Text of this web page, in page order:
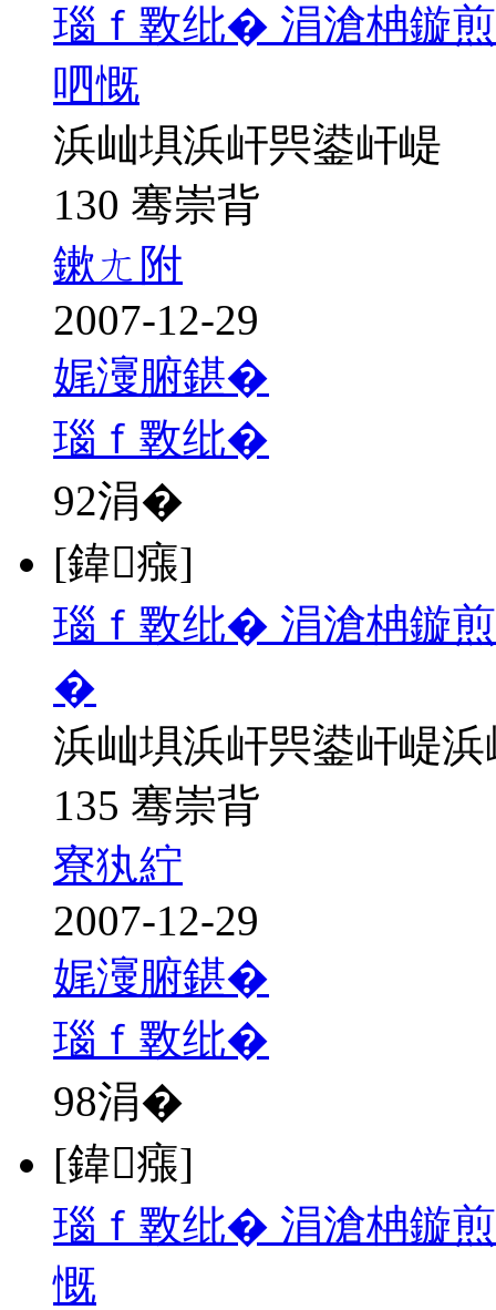
瑙ｆ斁纰� 涓滄柟鏇
呬慨
浜屾埧浜屽巺鍙屽崼
130 骞崇背
鏉ㄤ附
2007-12-29
娓濅腑鍖�
瑙ｆ斁纰�
92涓�
[鍏瘬]
瑙ｆ斁纰� 涓滄柟鏇
�
浜屾埧浜屽巺鍙屽崼
135 骞崇背
寮犱紵
2007-12-29
娓濅腑鍖�
瑙ｆ斁纰�
98涓�
[鍏瘬]
瑙ｆ斁纰� 涓滄柟鏇
慨